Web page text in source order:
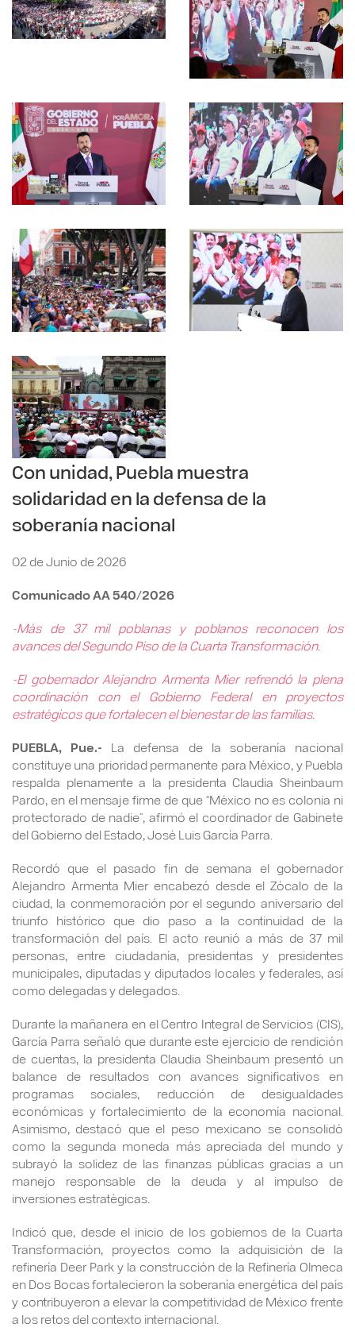
Con unidad, Puebla muestra
solidaridad en la defensa de la
soberanía nacional
02 de Junio de 2026
Comunicado AA 540/2026
-Más de 37 mil poblanas y poblanos reconocen los
avances del Segundo Piso de la Cuarta Transformación.
-El gobernador Alejandro Armenta Mier refrendó la plena
coordinación con el Gobierno Federal en proyectos
estratégicos que fortalecen el bienestar de las familias.
PUEBLA, Pue.- La defensa de la soberanía nacional
constituye una prioridad permanente para México, y Puebla
respalda plenamente a la presidenta Claudia Sheinbaum
Pardo, en el mensaje firme de que “México no es colonia ni
protectorado de nadie”, afirmó el coordinador de Gabinete
del Gobierno del Estado, José Luis García Parra.
Recordó que el pasado fin de semana el gobernador
Alejandro Armenta Mier encabezó desde el Zócalo de la
ciudad, la conmemoración por el segundo aniversario del
triunfo histórico que dio paso a la continuidad de la
transformación del país. El acto reunió a más de 37 mil
personas, entre ciudadanía, presidentas y presidentes
municipales, diputadas y diputados locales y federales, así
como delegadas y delegados.
Durante la mañanera en el Centro Integral de Servicios (CIS),
García Parra señaló que durante este ejercicio de rendición
de cuentas, la presidenta Claudia Sheinbaum presentó un
balance de resultados con avances significativos en
programas sociales, reducción de desigualdades
económicas y fortalecimiento de la economía nacional.
Asimismo, destacó que el peso mexicano se consolidó
como la segunda moneda más apreciada del mundo y
subrayó la solidez de las finanzas públicas gracias a un
manejo responsable de la deuda y al impulso de
inversiones estratégicas.
Indicó que, desde el inicio de los gobiernos de la Cuarta
Transformación, proyectos como la adquisición de la
refinería Deer Park y la construcción de la Refinería Olmeca
en Dos Bocas fortalecieron la soberanía energética del país
y contribuyeron a elevar la competitividad de México frente
a los retos del contexto internacional.